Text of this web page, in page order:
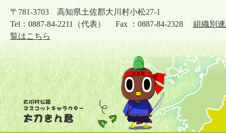
〒781-3703 高知県土佐郡大川村小松27-1
Tel：0887-84-2211（代表） Fax ：0887-84-2328 組織別
覧はこちら